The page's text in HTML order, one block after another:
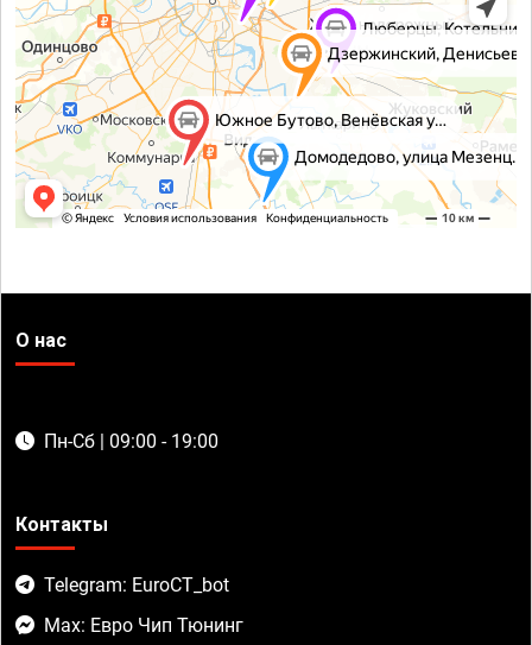
О нас
Пн-Сб | 09:00 - 19:00
Контакты
Telegram: EuroCT_bot
Max: Евро Чип Тюнинг